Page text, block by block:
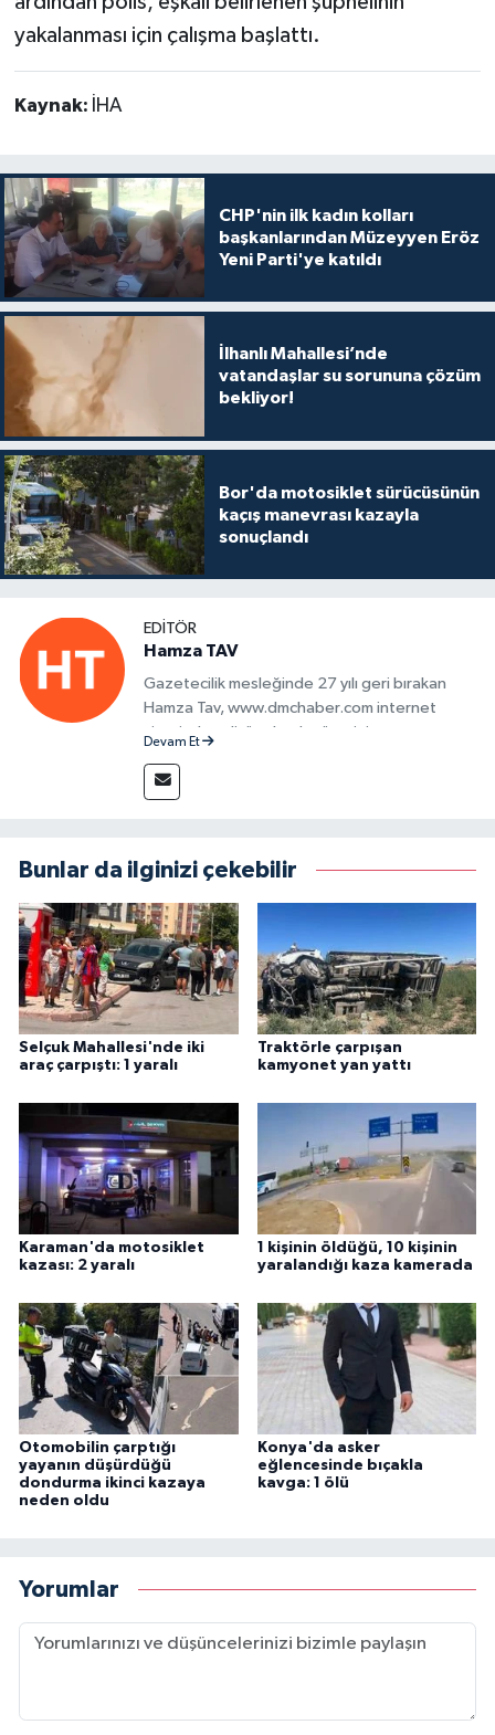
yakalanması için çalışma başlattı.
Kaynak: İHA
CHP'nin ilk kadın kolları
başkanlarından Müzeyyen Eröz
Yeni Parti'ye katıldı
İlhanlı Mahallesi’nde
vatandaşlar su sorununa çözüm
bekliyor!
Bor'da motosiklet sürücüsünün
kaçış manevrası kazayla
sonuçlandı
EDITÖR
Hamza TAV
Gazetecilik mesleğinde 27 yılı geri bırakan
Hamza Tav, www.dmchaber.com internet
sitesinde editör olarak görevini
Devam Et
Bunlar da ilginizi çekebilir
Selçuk Mahallesi'nde iki
araç çarpıştı: 1 yaralı
Traktörle çarpışan
kamyonet yan yattı
Karaman'da motosiklet
kazası: 2 yaralı
1 kişinin öldüğü, 10 kişinin
yaralandığı kaza kamerada
Otomobilin çarptığı
yayanın düşürdüğü
dondurma ikinci kazaya
neden oldu
Konya'da asker
eğlencesinde bıçakla
kavga: 1 ölü
Yorumlar